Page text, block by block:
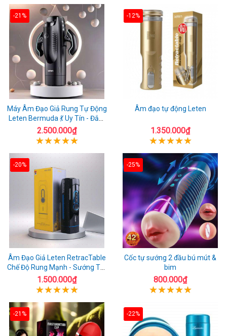
-21%
Máy Âm Đạo Giả Rung Tự Động
Leten Bermuda 💃 Uy Tín - Đắm
Chìm Đê Mê
2.500.000₫
-12%
Âm đạo tự động Leten
1.350.000₫
-20%
Âm Đạo Giả Leten RetracTable
Chế Độ Rung Mạnh - Sướng Tột
Đỉnh!
1.500.000₫
-25%
Cốc tự sướng 2 đầu bú mút &
bim
800.000₫
-21% -22%